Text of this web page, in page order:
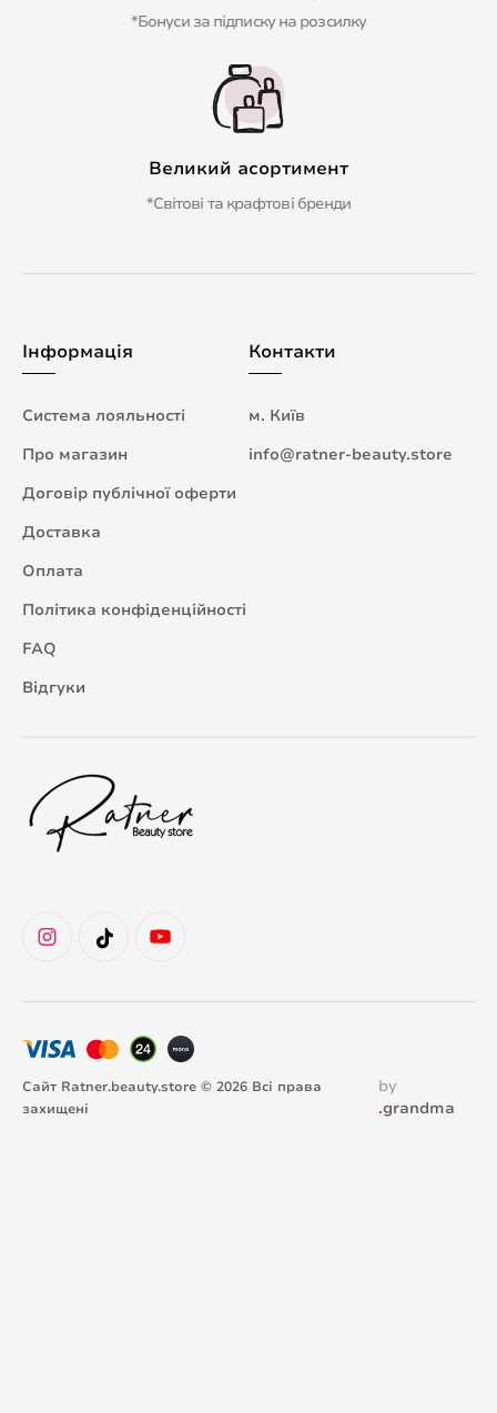
*Бонуси за підписку на розсилку
Великий асортимент
*Світові та крафтові бренди
Інформація
Система лояльності
Про магазин
Договір публічної оферти
Доставка
Оплата
Політика конфіденційності
FAQ
Відгуки
Контакти
м. Київ
info@ratner-beauty.store
Сайт Ratner.beauty.store © 2026 Всі права
захищені
by
.grandma